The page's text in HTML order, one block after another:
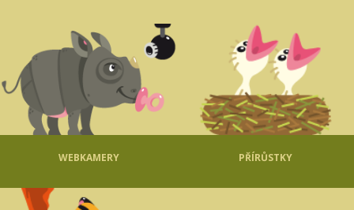
WEBKAMERY PŘÍRŮSTKY